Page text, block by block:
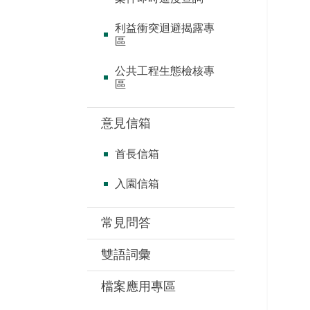
利益衝突迴避揭露專
區
公共工程生態檢核專
區
意見信箱
首長信箱
入園信箱
常見問答
雙語詞彙
檔案應用專區